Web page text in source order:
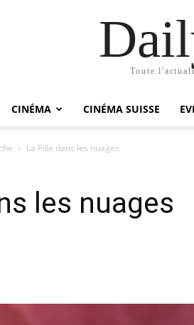
Toute
CINÉMA CINÉMA SUISSE
La Fille dans les nuages
les nuages